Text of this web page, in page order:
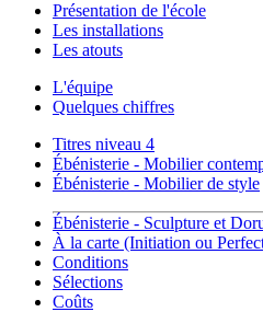
Présentation de l'école
Les installations
Les atouts
L'équipe
Quelques chiffres
Titres niveau 4
Ébénisterie - Mobilier
Ébénisterie - Mobilier de style
Ébénisterie - Sculpture et
À la carte (Initiation ou
Conditions
Sélections
Coûts